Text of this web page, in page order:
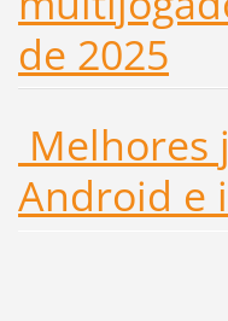
de 2025
Melhores
Android e